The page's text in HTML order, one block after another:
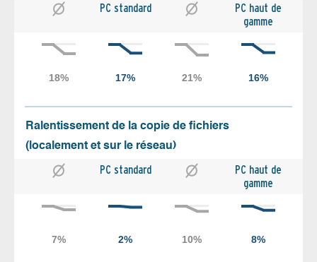
PC standard
PC haut de
gamme
Ralentissement de la copie de fichiers
(localement et sur le réseau)
PC standard
PC haut de
gamme